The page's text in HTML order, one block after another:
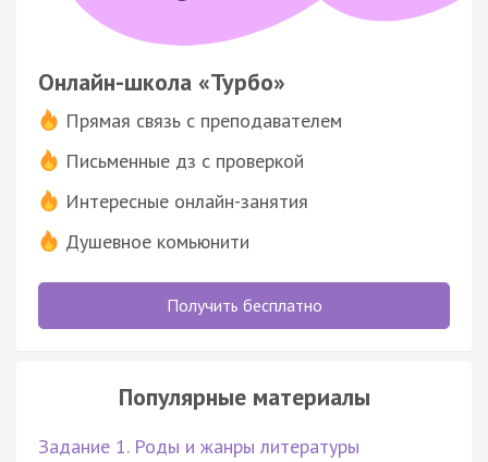
Онлайн-школа «Турбо»
Прямая связь с преподавателем
Письменные дз с проверкой
Интересные онлайн-занятия
Душевное комьюнити
Получить бесплатно
Популярные материалы
Задание 1. Роды и жанры литературы